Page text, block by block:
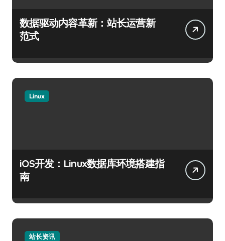
数据驱动内容革新：站长运营新
范式
Linux
iOS开发：Linux数据库环境搭建指
南
站长资讯